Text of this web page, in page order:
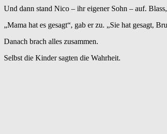
Und dann stand Nico – ihr eigener Sohn – auf.
„Mama hat es gesagt“, gab er zu. „Sie hat gesagt,
Danach brach alles zusammen.
Selbst die Kinder sagten die Wahrheit.